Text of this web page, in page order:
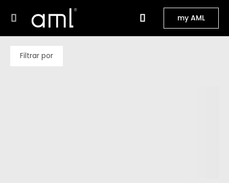
my AML
Filtrar por